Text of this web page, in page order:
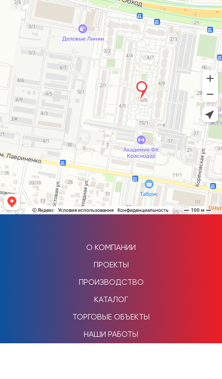
О КОМПАНИИ
ПРОЕКТЫ
ПРОИЗВОДСТВО
КАТАЛОГ
ТОРГОВЫЕ ОБЪЕКТЫ
НАШИ РАБОТЫ